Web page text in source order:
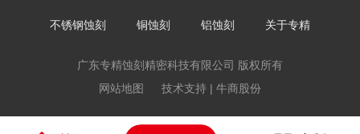
不锈钢蚀刻 铜蚀刻 铝蚀刻 关于专精
广东专精蚀刻精密科技有限公司 版权所有
网站地图
技术支持 | 牛商股份